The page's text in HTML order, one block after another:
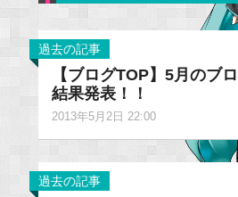
過去の記事
【ブログTOP】5月のブ
結果発表！！
2013年5月2日 22:00
過去の記事